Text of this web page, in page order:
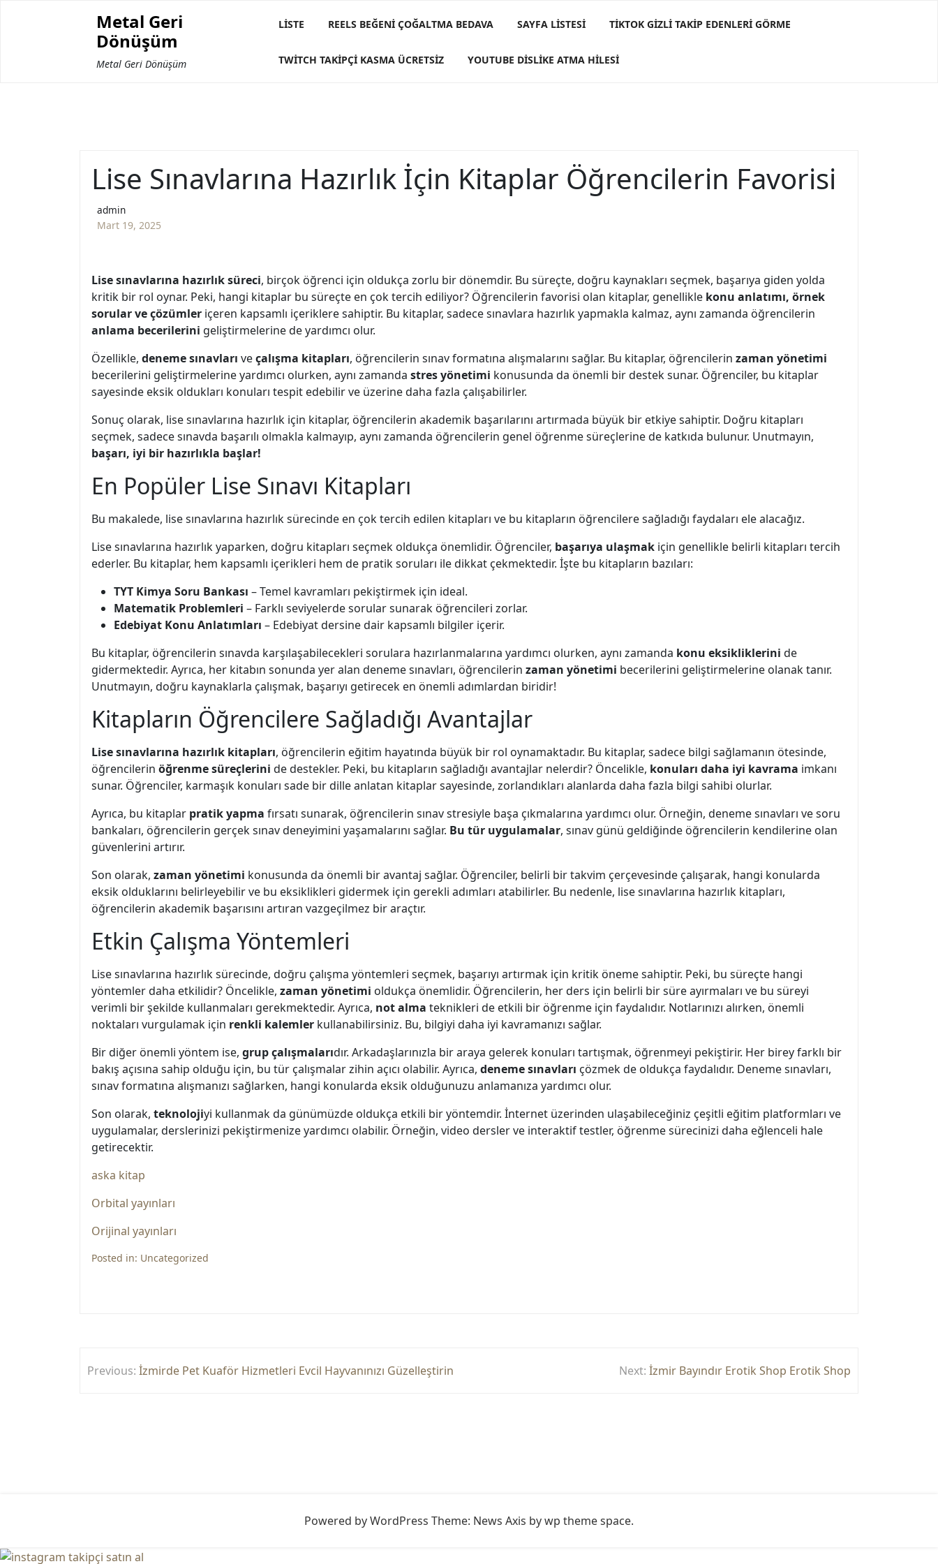
Metal Geri
Dönüşüm
Metal Geri Dönüşüm
LISTE REELS BEĞENI ÇOĞALTMA BEDAVA SAYFA LISTESI TIKTOK GIZLI TAKIP EDENLERI GÖRME
TWITCH TAKIPÇI KASMA ÜCRETSIZ YOUTUBE DISLIKE ATMA HILESI
Lise Sınavlarına Hazırlık İçin Kitaplar Öğrencilerin Favorisi
admin
Mart 19, 2025
Lise sınavlarına hazırlık süreci, birçok öğrenci için oldukça zorlu bir dönemdir. Bu süreçte, doğru kaynakları seçmek, başarıya giden yolda
kritik bir rol oynar. Peki, hangi kitaplar bu süreçte en çok tercih ediliyor? Öğrencilerin favorisi olan kitaplar, genellikle konu anlatımı, örnek
sorular ve çözümler içeren kapsamlı içeriklere sahiptir. Bu kitaplar, sadece sınavlara hazırlık yapmakla kalmaz, aynı zamanda öğrencilerin
anlama becerilerini geliştirmelerine de yardımcı olur.
Özellikle, deneme sınavları veçalışma kitapları, öğrencilerin sınav formatına alışmalarını sağlar. Bu kitaplar, öğrencilerin zaman yönetimi
becerilerini geliştirmelerine yardımcı olurken, aynı zamanda stres yönetimi konusunda da önemli bir destek sunar. Öğrenciler, bu kitaplar
sayesinde eksik oldukları konuları tespit edebilir ve üzerine daha fazla çalışabilirler.
Sonuç olarak, lise sınavlarına hazırlık için kitaplar, öğrencilerin akademik başarılarını artırmada büyük bir etkiye sahiptir. Doğru kitapları
seçmek, sadece sınavda başarılı olmakla kalmayıp, aynı zamanda öğrencilerin genel öğrenme süreçlerine de katkıda bulunur. Unutmayın,
başarı, iyi bir hazırlıkla başlar!
En Popüler Lise Sınavı Kitapları
Bu makalede, lise sınavlarına hazırlık sürecinde en çok tercih edilen kitapları ve bu kitapların öğrencilere sağladığı faydaları ele alacağız.
Lise sınavlarına hazırlık yaparken, doğru kitapları seçmek oldukça önemlidir. Öğrenciler, başarıya ulaşmak için genellikle belirli kitapları tercih
ederler. Bu kitaplar, hem kapsamlı içerikleri hem de pratik soruları ile dikkat çekmektedir. İşte bu kitapların bazıları:
TYT Kimya Soru Bankası – Temel kavramları pekiştirmek için ideal.
Matematik Problemleri – Farklı seviyelerde sorular sunarak öğrencileri zorlar.
Edebiyat Konu Anlatımları – Edebiyat dersine dair kapsamlı bilgiler içerir.
Bu kitaplar, öğrencilerin sınavda karşılaşabilecekleri sorulara hazırlanmalarına yardımcı olurken, aynı zamanda konu eksikliklerini de
gidermektedir. Ayrıca, her kitabın sonunda yer alan deneme sınavları, öğrencilerin zaman yönetimi becerilerini geliştirmelerine olanak tanır.
Unutmayın, doğru kaynaklarla çalışmak, başarıyı getirecek en önemli adımlardan biridir!
Kitapların Öğrencilere Sağladığı Avantajlar
Lise sınavlarına hazırlık kitapları, öğrencilerin eğitim hayatında büyük bir rol oynamaktadır. Bu kitaplar, sadece bilgi sağlamanın ötesinde,
öğrencilerin öğrenme süreçlerini de destekler. Peki, bu kitapların sağladığı avantajlar nelerdir? Öncelikle, konuları daha iyi kavrama imkanı
sunar. Öğrenciler, karmaşık konuları sade bir dille anlatan kitaplar sayesinde, zorlandıkları alanlarda daha fazla bilgi sahibi olurlar.
Ayrıca, bu kitaplar pratik yapma fırsatı sunarak, öğrencilerin sınav stresiyle başa çıkmalarına yardımcı olur. Örneğin, deneme sınavları ve soru
bankaları, öğrencilerin gerçek sınav deneyimini yaşamalarını sağlar. Bu tür uygulamalar, sınav günü geldiğinde öğrencilerin kendilerine olan
güvenlerini artırır.
Son olarak, zaman yönetimi konusunda da önemli bir avantaj sağlar. Öğrenciler, belirli bir takvim çerçevesinde çalışarak, hangi konularda
eksik olduklarını belirleyebilir ve bu eksiklikleri gidermek için gerekli adımları atabilirler. Bu nedenle, lise sınavlarına hazırlık kitapları,
öğrencilerin akademik başarısını artıran vazgeçilmez bir araçtır.
Etkin Çalışma Yöntemleri
Lise sınavlarına hazırlık sürecinde, doğru çalışma yöntemleri seçmek, başarıyı artırmak için kritik öneme sahiptir. Peki, bu süreçte hangi
yöntemler daha etkilidir? Öncelikle, zaman yönetimi oldukça önemlidir. Öğrencilerin, her ders için belirli bir süre ayırmaları ve bu süreyi
verimli bir şekilde kullanmaları gerekmektedir. Ayrıca, not alma teknikleri de etkili bir öğrenme için faydalıdır. Notlarınızı alırken, önemli
noktaları vurgulamak için renkli kalemler kullanabilirsiniz. Bu, bilgiyi daha iyi kavramanızı sağlar.
Bir diğer önemli yöntem ise, grup çalışmalarıdır. Arkadaşlarınızla bir araya gelerek konuları tartışmak, öğrenmeyi pekiştirir. Her birey farklı bir
bakış açısına sahip olduğu için, bu tür çalışmalar zihin açıcı olabilir. Ayrıca, deneme sınavları çözmek de oldukça faydalıdır. Deneme sınavları,
sınav formatına alışmanızı sağlarken, hangi konularda eksik olduğunuzu anlamanıza yardımcı olur.
Son olarak, teknolojiyi kullanmak da günümüzde oldukça etkili bir yöntemdir. İnternet üzerinden ulaşabileceğiniz çeşitli eğitim platformları ve
uygulamalar, derslerinizi pekiştirmenize yardımcı olabilir. Örneğin, video dersler ve interaktif testler, öğrenme sürecinizi daha eğlenceli hale
getirecektir.
aska kitap
Orbital yayınları
Orijinal yayınları
Posted in: Uncategorized
Yazı
Previous: İzmirde Pet Kuaför Hizmetleri Evcil Hayvanınızı Güzelleştirin Next: İzmir Bayındır Erotik Shop Erotik Shop
Powered by WordPress Theme: News Axis bywp theme space.